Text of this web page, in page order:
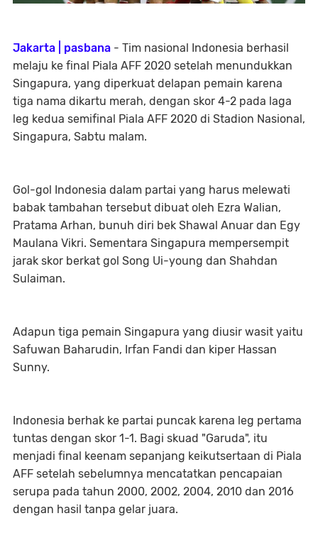
Jakarta | pasbana - Tim nasional Indonesia berhasil
melaju ke final Piala AFF 2020 setelah menundukkan
Singapura, yang diperkuat delapan pemain karena
tiga nama dikartu merah, dengan skor 4-2 pada laga
leg kedua semifinal Piala AFF 2020 di Stadion Nasional,
Singapura, Sabtu malam.
Gol-gol Indonesia dalam partai yang harus melewati
babak tambahan tersebut dibuat oleh Ezra Walian,
Pratama Arhan, bunuh diri bek Shawal Anuar dan Egy
Maulana Vikri. Sementara Singapura mempersempit
jarak skor berkat gol Song Ui-young dan Shahdan
Sulaiman.
Adapun tiga pemain Singapura yang diusir wasit yaitu
Safuwan Baharudin, Irfan Fandi dan kiper Hassan
Sunny.
Indonesia berhak ke partai puncak karena leg pertama
tuntas dengan skor 1-1. Bagi skuad "Garuda", itu
menjadi final keenam sepanjang keikutsertaan di Piala
AFF setelah sebelumnya mencatatkan pencapaian
serupa pada tahun 2000, 2002, 2004, 2010 dan 2016
dengan hasil tanpa gelar juara.